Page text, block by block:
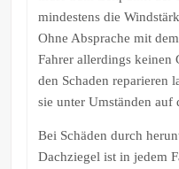
mindestens die
Ohne Absprache mit
Fahrer allerdings keinen
den Schaden reparieren
sie unter Umständen auf
Bei Schäden durch
Dachziegel ist in jedem